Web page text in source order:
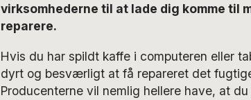
virksomhederne til at lade dig komme til
reparere.
Hvis du har spildt kaffe i computeren eller
dyrt og besværligt at få repareret det
Producenterne vil nemlig hellere have, at